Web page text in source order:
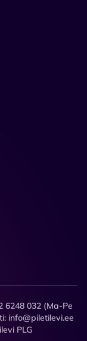
6248 032 (Ma-Pe
info@piletilevi.ee
PLG